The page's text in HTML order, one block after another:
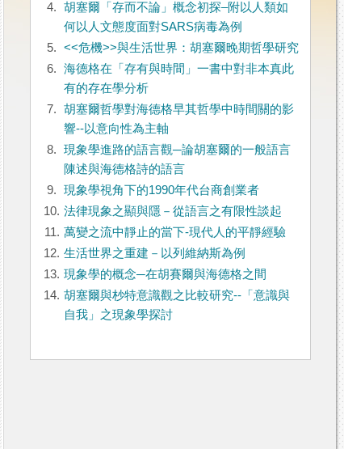
4.
胡塞爾「存而不論」概念初探–附以人類如
何以人文態度面對SARS病毒為例
5.
<<危機>>與生活世界：胡塞爾晚期哲學研究
6.
海德格在「存有與時間」一書中對非本真此
有的存在學分析
7.
胡塞爾哲學對海德格早其哲學中時間關的影
響--以意向性為主軸
8.
現象學進路的語言觀─論胡塞爾的一般語言
陳述與海德格詩的語言
9.
現象學視角下的1990年代台商創業者
10. 法律現象之顯與隱－從語言之有限性談起
11. 萬變之流中靜止的當下-現代人的平靜經驗
12. 生活世界之重建－以列維納斯為例
13. 現象學的概念─在胡賽爾與海德格之間
14. 胡塞爾與杪特意識觀之比較研究--「意識與
自我」之現象學探討